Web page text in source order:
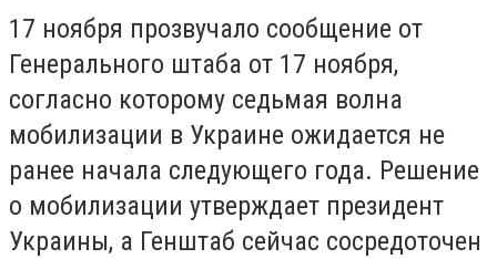
17 ноября прозвучало сообщение от
Генерального штаба от 17 ноября,
согласно которому седьмая волна
мобилизации в Украине ожидается не
ранее начала следующего года. Решение
о мобилизации утверждает президент
Украины, а Генштаб сейчас сосредоточен